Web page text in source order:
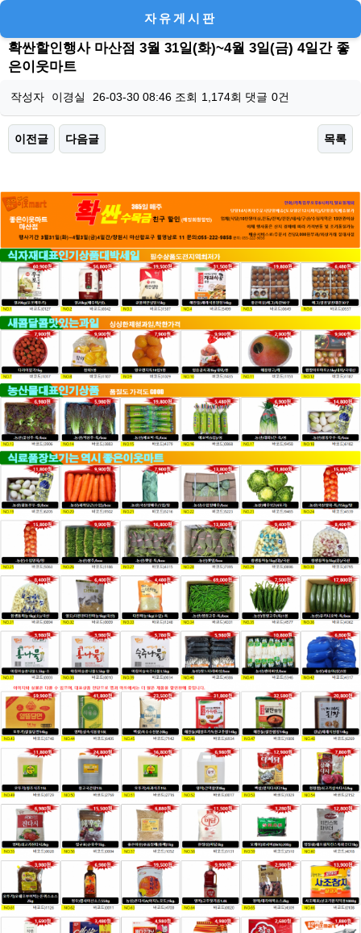
자유게시판
확싼할인행사 마산점 3월 31일(화)~4월 3일(금) 4일간 좋
은이웃마트
작성자 이경실 26-03-30 08:46조회 1,174회 댓글 0건
이전글 다음글 목록
본문